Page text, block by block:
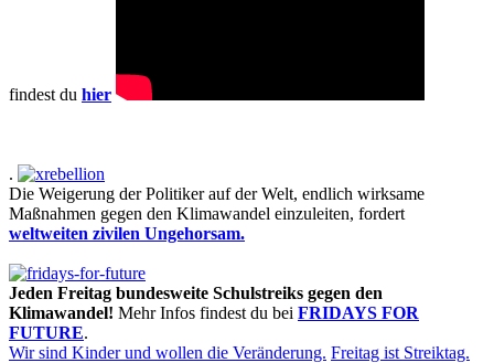
findest du hier
.
Die Weigerung der Politiker auf der Welt, endlich wirksame
Maßnahmen gegen den Klimawandel einzuleiten, fordert
weltweiten zivilen Ungehorsam.
Jeden Freitag bundesweite Schulstreiks gegen den
Klimawandel! Mehr Infos findest du bei FRIDAYS FOR
FUTURE.
Wir sind Kinder und wollen die Veränderung. Freitag ist Streiktag.